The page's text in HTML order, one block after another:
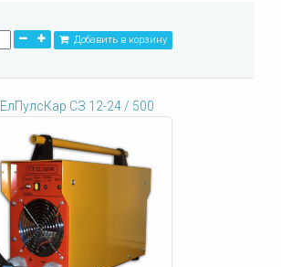
Добавить в корзину
ЕлПулсКар СЗ 12-24 / 500